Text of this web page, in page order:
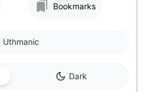
Bookmarks
Dark
Uthmanic